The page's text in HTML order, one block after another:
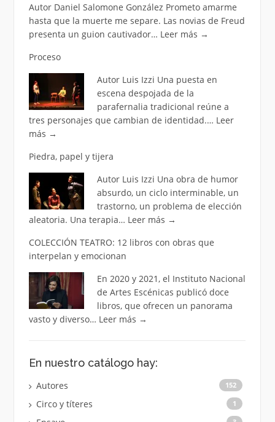
Autor Daniel Salomone González Prometo amarme
hasta que la muerte me separe. Las novias de Freud
presenta un guion cautivador… Leer más →
Proceso
Autor Luis Izzi Una puesta en
escena despojada de la
parafernalia tradicional reúne a
tres personajes que cambian de identidad.… Leer
más →
Piedra, papel y tijera
Autor Luis Izzi Una obra de humor
absurdo, un ciclo interminable, un
trastorno, un problema de elección
aleatoria. Una terapia… Leer más →
COLECCIÓN TEATRO: 12 libros con obras que
interpelan y emocionan
En 2020 y 2021, el Instituto Nacional
de Artes Escénicas publicó doce
libros, que ofrecen un panorama
vasto y diverso… Leer más →
En nuestro catálogo hay:
Autores 152
Circo y títeres 1